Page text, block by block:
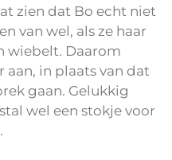
zien dat Bo echt niet
van wel, als ze haar
wiebelt. Daarom
aan, in plaats van dat
gaan. Gelukkig
wel een stokje voor